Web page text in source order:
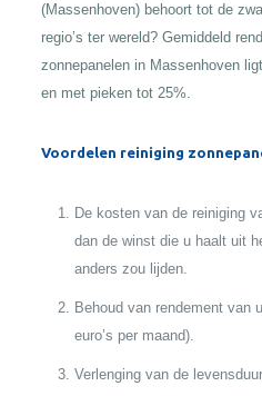
(Massenhoven) behoort tot de
regio’s ter wereld? Gemiddeld
zonnepanelen in Massenhoven
en met pieken tot 25%.
Voordelen reiniging
De kosten van de reiniging
dan de winst die u haalt uit
anders zou lijden.
Behoud van rendement van
euro’s per maand).
Verlenging van de